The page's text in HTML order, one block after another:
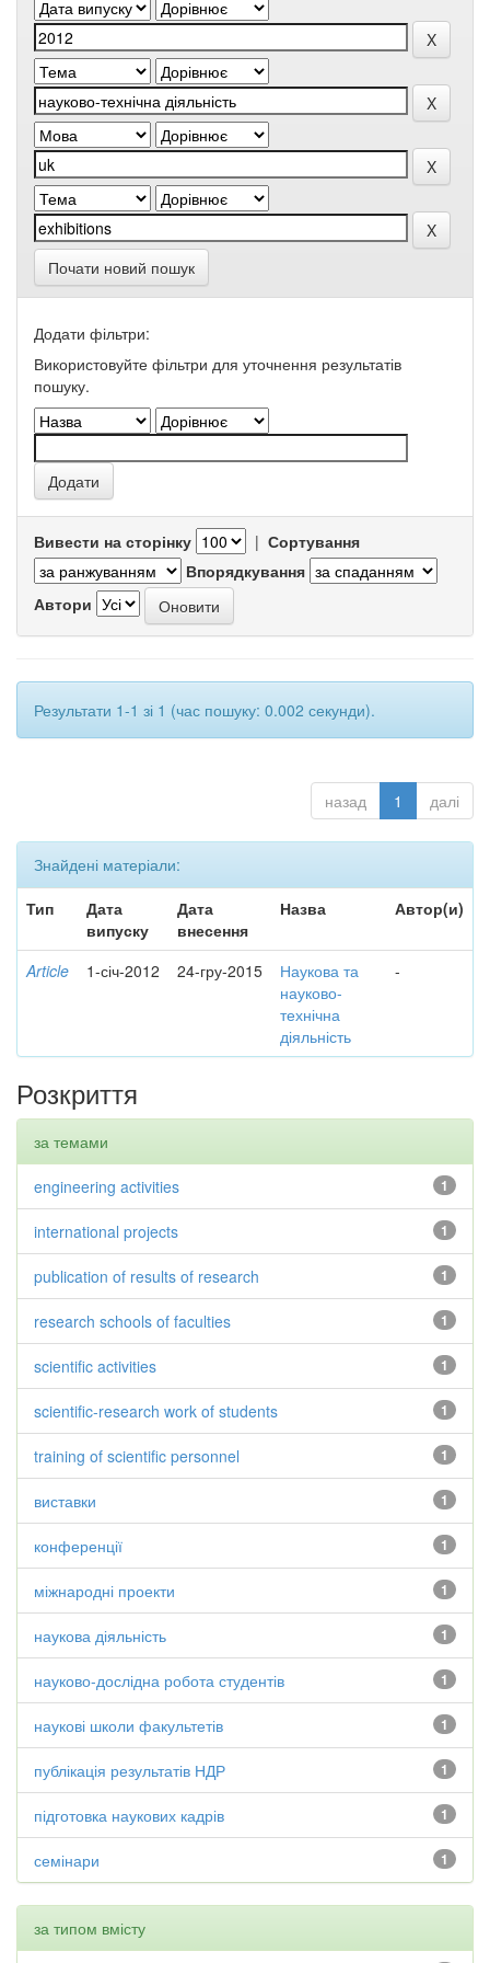
Почати новий пошук
Додати фільтри:
Використовуйте фільтри для уточнення результатів
пошуку.
Вивести на сторінку | Сортування
Впорядкування
Автори
Результати 1-1 зі 1 (час пошуку: 0.002 секунди).
назад 1 далі
Знайдені матеріали:
Тип
Дата
випуску
Дата
внесення
Назва Автор(и)
Article 1-січ-2012 24-гру-2015
Наукова та
науково-
технічна
діяльність
-
Розкриття
за темами
1
engineering activities
1
international projects
1
publication of results of research
1
research schools of faculties
1
scientific activities
1
scientific-research work of students
1
training of scientific personnel
1
виставки
1
конференції
1
міжнародні проекти
1
наукова діяльність
1
науково-дослідна робота студентів
1
наукові школи факультетів
1
публікація результатів НДР
1
підготовка наукових кадрів
1
семінари
за типом вмісту